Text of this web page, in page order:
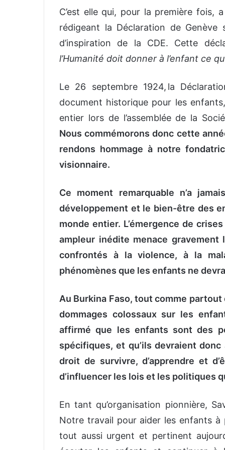
C’est elle qui, pour la première
rédigeant la Déclaration de Genève
d’inspiration de la CDE. Cette
l’Humanité doit donner à l’enfant ce
Le 26 septembre 1924, la
document historique pour les
entier lors de l’assemblée de la
Nous commémorons donc cette
rendons hommage à notre
visionnaire.
Ce moment remarquable n’a
développement et le bien-être des
monde entier. L’émergence de
ampleur inédite menace
confrontés à la violence, à la
phénomènes que les enfants ne
Au Burkina Faso, tout comme
dommages colossaux sur les
affirmé que les enfants sont des
spécifiques, et qu’ils devraient
droit de survivre, d’apprendre et
d’influencer les lois et les politiques
En tant qu’organisation pionnière,
Notre travail pour aider les enfants
tout aussi urgent et pertinent